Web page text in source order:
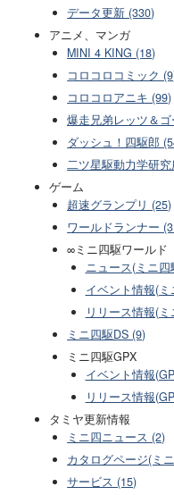
データ更新 (330)
アニメ、マンガ
MINI 4 KING (18)
コロコロコミック
コロコロアニキ (99)
爆走兄弟レッツ＆
ダッシュ！四駆郎
二ツ星駆動力学研
ゲーム
超速グランプリ (25)
ワールドランナー
∞ミニ四駆ワールド
ニュース(ミニ
イベント情報(
リリース情報(
ミニ四駆DS (9)
ミニ四駆GPX
イベント情報
リリース情報
タミヤ更新情報
ミニ四ニュース (2)
カタログページ(ミ
サービス (15)